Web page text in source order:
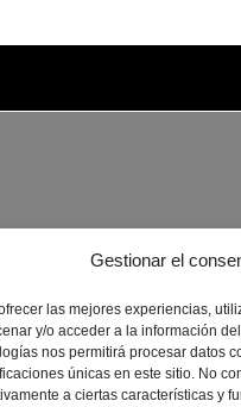
Gestionar el
las mejores experiencias,
y/o acceder a la información
nos permitirá procesar datos
únicas en este sitio. No
a ciertas características y